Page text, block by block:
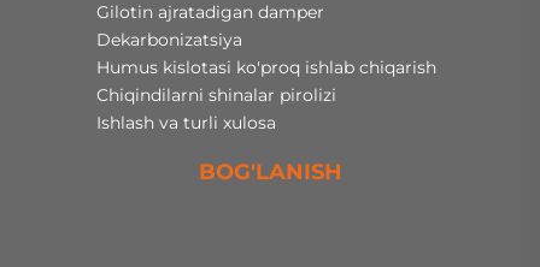
Gilotin ajratadigan damper
Dekarbonizatsiya
Humus kislotasi ko'proq ishlab chiqarish
Chiqindilarni shinalar pirolizi
Ishlash va turli xulosa
BOG'LANISH